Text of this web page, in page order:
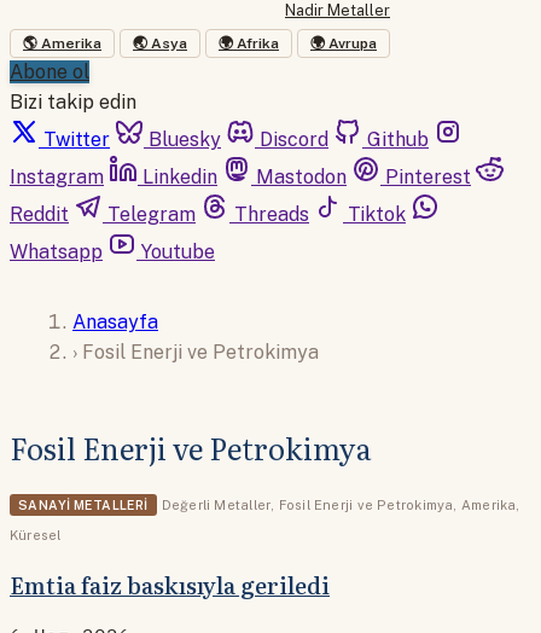
Nadir Metaller
🌎 Amerika 🌏 Asya 🌍 Afrika 🌍 Avrupa
Abone ol
Bizi takip edin
Twitter
Bluesky Discord
Github
Instagram
Linkedin Mastodon
Pinterest
Reddit
Telegram Threads
Tiktok
Whatsapp
Youtube
Anasayfa
› Fosil Enerji ve Petrokimya
Fosil Enerji ve Petrokimya
SANAYI METALLERI Değerli Metaller, Fosil Enerji ve Petrokimya, Amerika,
Küresel
Emtia faiz baskısıyla geriledi